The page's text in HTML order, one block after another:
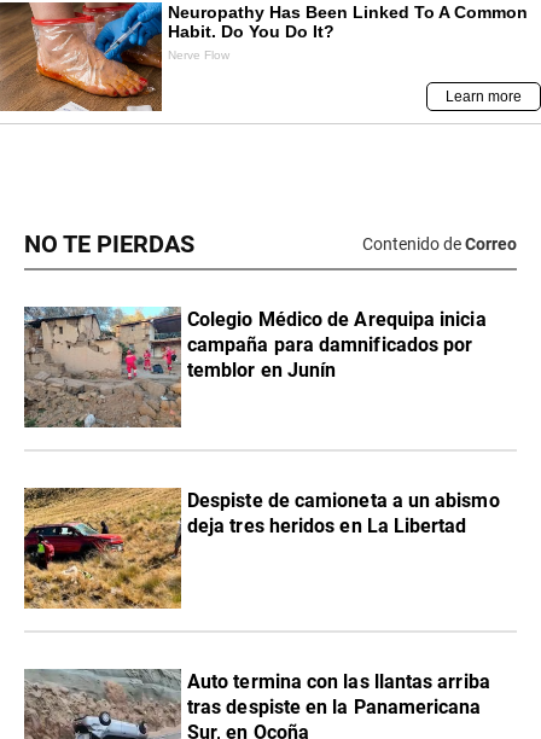
NO TE PIERDAS Contenido deCorreo
Colegio Médico de Arequipa inicia
campaña para damnificados por
temblor en Junín
Despiste de camioneta a un abismo
deja tres heridos en La Libertad
Auto termina con las llantas arriba
tras despiste en la Panamericana
Sur, en Ocoña